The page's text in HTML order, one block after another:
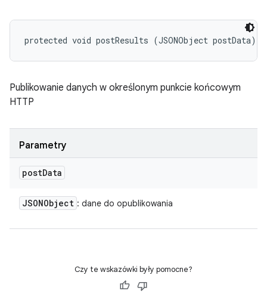
protected void postResults (JSONObject postData)
Publikowanie danych w określonym punkcie końcowym
HTTP
Parametry
postData
JSONObject : dane do opublikowania
Czy te wskazówki były pomocne?